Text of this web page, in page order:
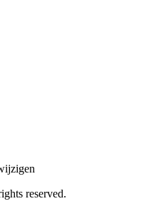
reserved.